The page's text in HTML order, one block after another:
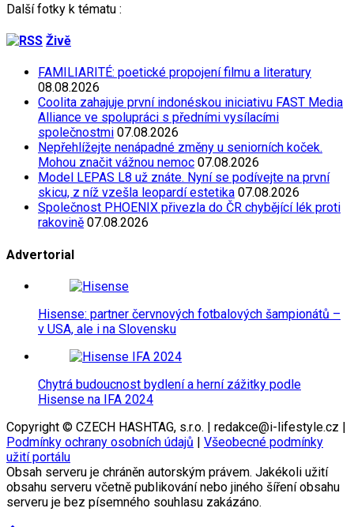
Další fotky k tématu :
Živě
FAMILIARITÉ: poetické propojení filmu a literatury
08.08.2026
Coolita zahajuje první indonéskou iniciativu FAST Media
Alliance ve spolupráci s předními vysílacími
společnostmi 07.08.2026
Nepřehlížejte nenápadné změny u seniorních koček.
Mohou značit vážnou nemoc 07.08.2026
Model LEPAS L8 už znáte. Nyní se podívejte na první
skicu, z níž vzešla leopardí estetika 07.08.2026
Společnost PHOENIX přivezla do ČR chybějící lék proti
rakovině 07.08.2026
Advertorial
Hisense: partner červnových fotbalových šampionátů –
v USA, ale i na Slovensku
Chytrá budoucnost bydlení a herní zážitky podle
Hisense na IFA 2024
Copyright © CZECH HASHTAG, s.r.o. | redakce@i-lifestyle.cz |
Podmínky ochrany osobních údajů | Všeobecné podmínky
užití portálu
Obsah serveru je chráněn autorským právem. Jakékoli užití
obsahu serveru včetně publikování nebo jiného šíření obsahu
serveru je bez písemného souhlasu zakázáno.